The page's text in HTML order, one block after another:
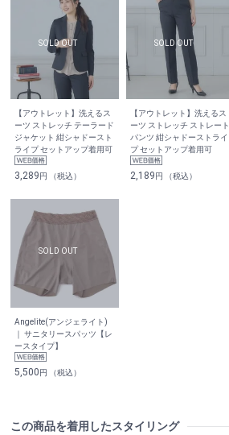
【アウトレット】洗えるス
ーツ ストレッチ テーラード
ジャケット 紺シャドースト
ライプ セットアップ着用可
3,289円 （税込）
【アウトレット】洗えるス
ーツ ストレッチ ストレート
パンツ 紺シャドーストライ
プ セットアップ着用可
2,189円 （税込）
Angelite(アンジェライト)
｜ サニタリースパッツ【レ
ースタイプ】
5,500円 （税込）
この商品を着用したスタイリング